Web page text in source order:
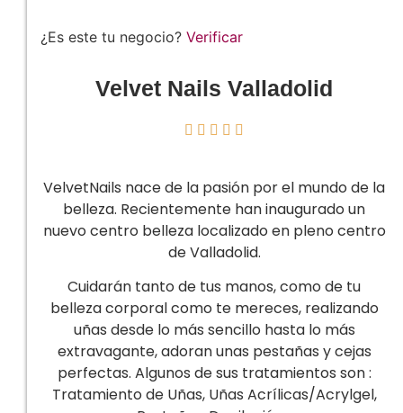
¿Es este tu negocio? Verificar
Velvet Nails Valladolid
    
VelvetNails nace de la pasión por el mundo de la
belleza. Recientemente han inaugurado un
nuevo centro belleza localizado en pleno centro
de Valladolid.
Cuidarán tanto de tus manos, como de tu
belleza corporal como te mereces, realizando
uñas desde lo más sencillo hasta lo más
extravagante, adoran unas pestañas y cejas
perfectas. Algunos de sus tratamientos son :
Tratamiento de Uñas, Uñas Acrílicas/Acrylgel,